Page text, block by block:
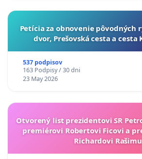
​Petícia za obnovenie pôvodných
dvor, Prešovská cesta a cesta
537 podpisov
163 Podpisy / 30 dni
23 May 2026
Otvorený list prezidentovi SR
premiérovi Robertovi Ficovi a
Richardovi